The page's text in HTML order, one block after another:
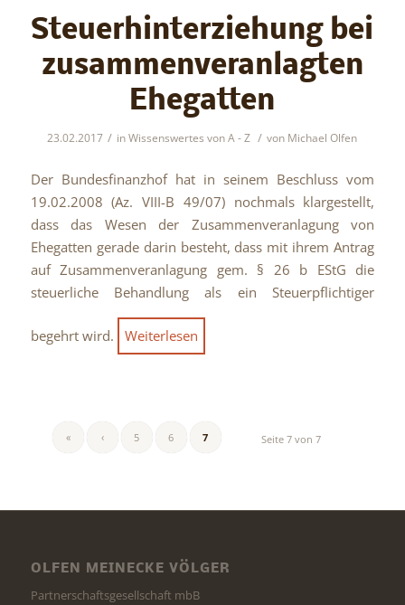
Steuerhinterziehung bei
zusammenveranlagten
Ehegatten
23.02.2017 / inWissenswertes von A - Z / von Michael Olfen
Der Bundesfinanzhof hat in seinem Beschluss vom
19.02.2008 (Az. VIII-B 49/07) nochmals klargestellt,
dass das Wesen der Zusammenveranlagung von
Ehegatten gerade darin besteht, dass mit ihrem Antrag
auf Zusammenveranlagung gem. § 26 b EStG die
steuerliche Behandlung als ein Steuerpflichtiger
begehrt wird. Weiterlesen
Seite 7 von 7
« ‹ 5 6 7
OLFEN MEINECKE VÖLGER
Partnerschaftsgesellschaft mbB